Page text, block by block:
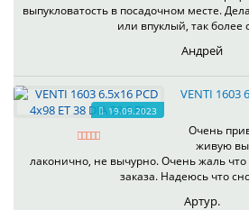
выпукловатость в посадочном месте.
или впуклый, так более
Андрей
19.09.2023
VENTI 1603
Очень
живую
лаконично, не вычурно. Очень жаль что
заказа. Надеюсь что
Артур.